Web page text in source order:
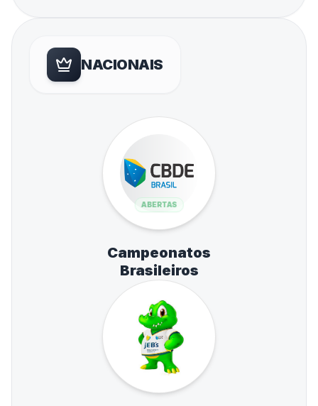
NACIONAIS
ABERTAS
Campeonatos
Brasileiros